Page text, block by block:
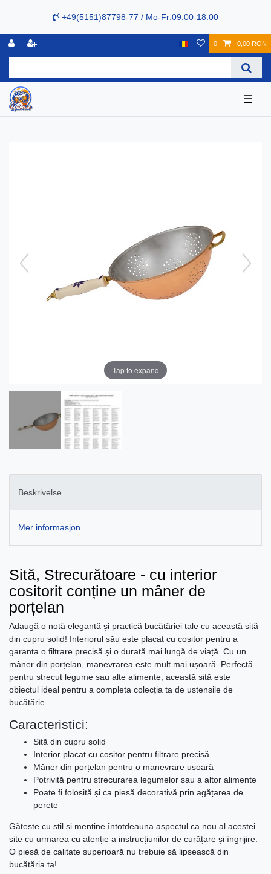
+49(5151)87798-77 / Mo-Fr:09:00-18:00
0 0,00 RON
☰
Tap to expand
Beskrivelse
Mer informasjon
Sită, Strecurătoare - cu interior
cositorit conține un mâner de
porțelan
Adaugă o notă elegantă și practică bucătăriei tale cu această sită
din cupru solid! Interiorul său este placat cu cositor pentru a
garanta o filtrare precisă și o durată mai lungă de viață. Cu un
mâner din porțelan, manevrarea este mult mai ușoară. Perfectă
pentru strecut legume sau alte alimente, această sită este
obiectul ideal pentru a completa colecția ta de ustensile de
bucătărie.
Caracteristici:
Sită din cupru solid
Interior placat cu cositor pentru filtrare precisă
Mâner din porțelan pentru o manevrare ușoară
Potrivită pentru strecurarea legumelor sau a altor alimente
Poate fi folosită și ca piesă decorativă prin agățarea de
perete
Gătește cu stil și menține întotdeauna aspectul ca nou al acestei
site cu urmarea cu atenție a instrucțiunilor de curățare și îngrijire.
O piesă de calitate superioară nu trebuie să lipsească din
bucătăria ta!